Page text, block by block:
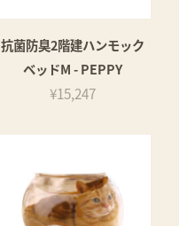
抗菌防臭2階建ハンモック
ベッドM - PEPPY
¥15,247